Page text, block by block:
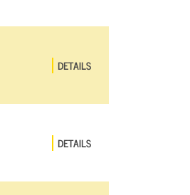
DETAILS
DETAILS